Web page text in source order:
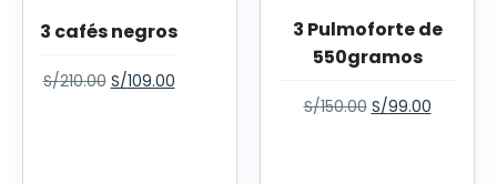
3 cafés negros
S/210.00 S/109.00
3 Pulmoforte de
550gramos
S/150.00 S/99.00